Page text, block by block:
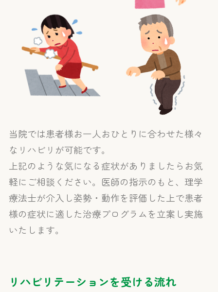
当院では患者様お一人おひとりに合わせた様々
なリハビリが可能です。
上記のような気になる症状がありましたらお気
軽にご相談ください。医師の指示のもと、理学
療法士が介入し姿勢・動作を評価した上で患者
様の症状に適した治療プログラムを立案し実施
いたします。
リハビリテーションを受ける流れ